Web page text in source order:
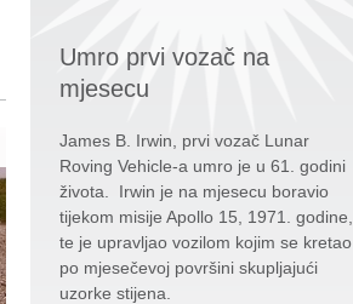
Umro prvi vozač na
mjesecu
James B. Irwin, prvi vozač Lunar
Roving Vehicle-a umro je u 61. godini
života. Irwin je na mjesecu boravio
tijekom misije Apollo 15, 1971. godine,
te je upravljao vozilom kojim se kretao
po mjesečevoj površini skupljajući
uzorke stijena.